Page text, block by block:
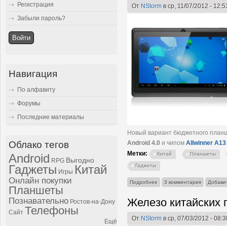
От NStorm в ср, 11/07/2012 -
Новый вариант бюджетного
Android 4.0 и чипом Allwinner A13
Метки:
Китай Планшеты
Гаджеты
Подробнее о YeahPad A13 - планшет
3 комментария
Железо китайских
От NStorm в ср, 07/03/2012 -
Регистрация
Забыли пароль?
Навигация
По алфавиту
Форумы
Последние материалы
Облако тегов
Android RPG Выгодно
Гаджеты Игры Китай
Онлайн покупки
Планшеты
Познавательно Ростов-на-Дону
Сайт Телефоны
Ещё